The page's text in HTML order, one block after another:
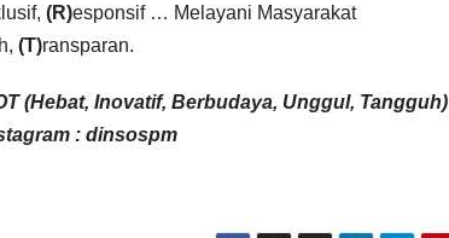
(R)esponsif … Melayani Masyarakat
(T)ransparan.
(Hebat, Inovatif, Berbudaya, Unggul, Tangguh)
: dinsospm